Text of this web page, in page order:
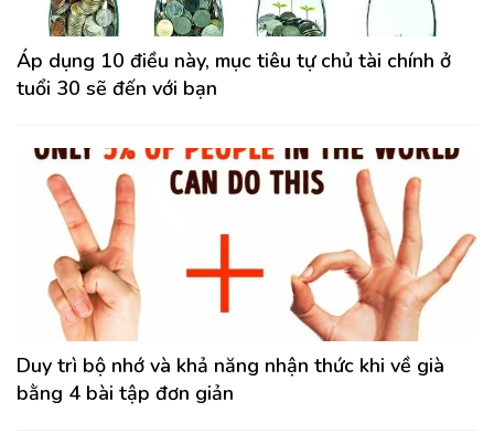
Áp dụng 10 điều này, mục tiêu tự chủ tài chính ở
tuổi 30 sẽ đến với bạn
Duy trì bộ nhớ và khả năng nhận thức khi về già
bằng 4 bài tập đơn giản